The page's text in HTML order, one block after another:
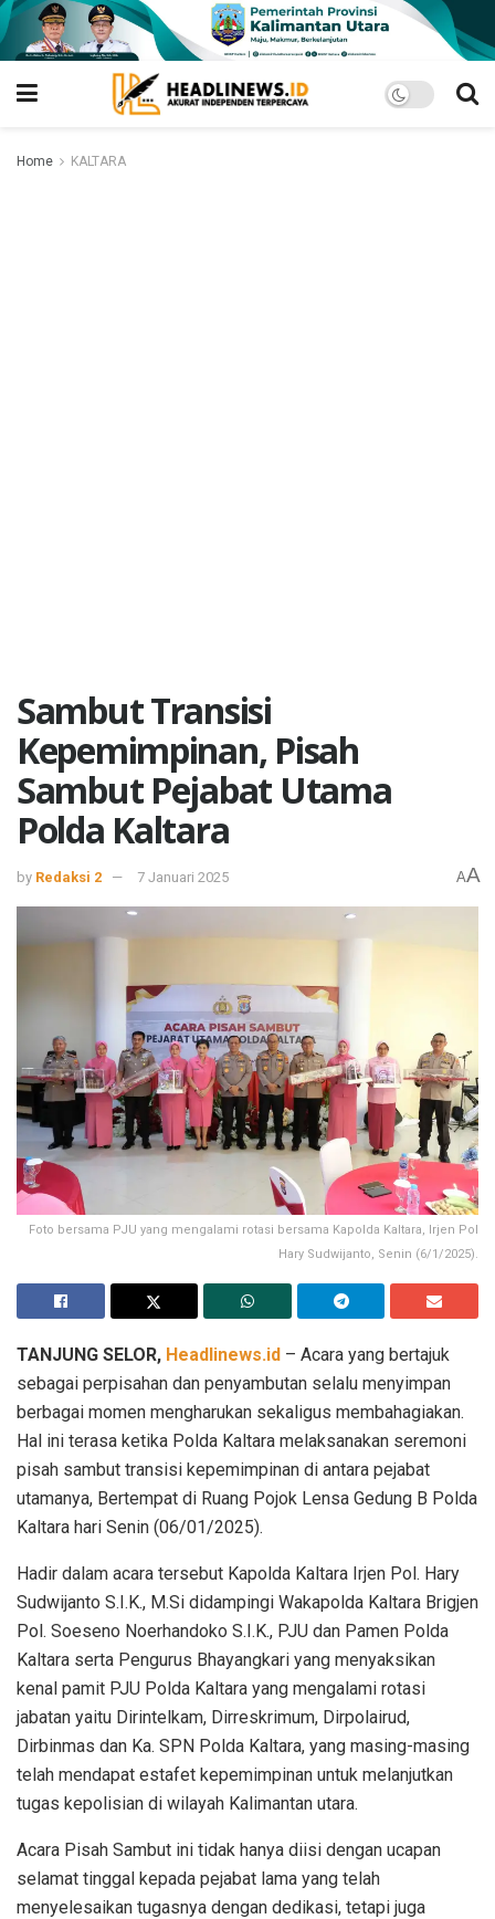
Home KALTARA
Sambut Transisi
Kepemimpinan, Pisah
Sambut Pejabat Utama
Polda Kaltara
by Redaksi 2 7 Januari 2025 AA
Foto bersama PJU yang mengalami rotasi bersama Kapolda Kaltara, Irjen Pol
Hary Sudwijanto, Senin (6/1/2025).
TANJUNG SELOR, Headlinews.id – Acara yang bertajuk
sebagai perpisahan dan penyambutan selalu menyimpan
berbagai momen mengharukan sekaligus membahagiakan.
Hal ini terasa ketika Polda Kaltara melaksanakan seremoni
pisah sambut transisi kepemimpinan di antara pejabat
utamanya, Bertempat di Ruang Pojok Lensa Gedung B Polda
Kaltara hari Senin (06/01/2025).
Hadir dalam acara tersebut Kapolda Kaltara Irjen Pol. Hary
Sudwijanto S.I.K., M.Si didampingi Wakapolda Kaltara Brigjen
Pol. Soeseno Noerhandoko S.I.K., PJU dan Pamen Polda
Kaltara serta Pengurus Bhayangkari yang menyaksikan
kenal pamit PJU Polda Kaltara yang mengalami rotasi
jabatan yaitu Dirintelkam, Dirreskrimum, Dirpolairud,
Dirbinmas dan Ka. SPN Polda Kaltara, yang masing-masing
telah mendapat estafet kepemimpinan untuk melanjutkan
tugas kepolisian di wilayah Kalimantan utara.
Acara Pisah Sambut ini tidak hanya diisi dengan ucapan
selamat tinggal kepada pejabat lama yang telah
menyelesaikan tugasnya dengan dedikasi, tetapi juga